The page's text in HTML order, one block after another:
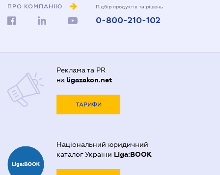
ПРО КОМПАНІЮ Підбір продуктів та рішень
0-800-210-102
Реклама та PR
на ligazakon.net
ТАРИФИ
Національний юридичний
каталог України Liga:BOOK